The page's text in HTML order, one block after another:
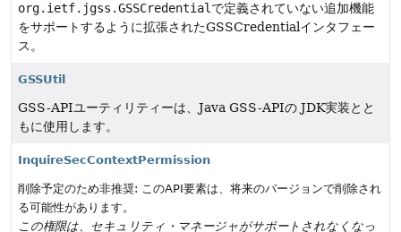
org.ietf.jgss.GSSCredentialで定義されていない追加機能
をサポートするように拡張されたGSSCredentialインタフェー
ス。
GSSUtil
GSS-APIユーティリティーは、Java GSS-APIの JDK実装とと
もに使用します。
InquireSecContextPermission
削除予定のため非推奨: このAPI要素は、将来のバージョンで削除され
る可能性があります。
この権限は、セキュリティ・マネージャがサポートされなくなっ